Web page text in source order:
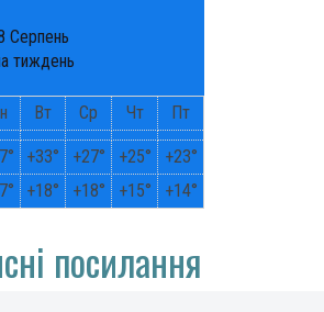
Серпень
тиждень
Вт Ср Чт Пт
+33° +27° +25° +23°
+18° +18° +15° +14°
посилання